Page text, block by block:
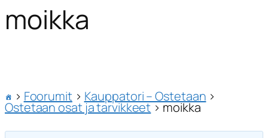
moikka
› Foorumit › Kauppatori – Ostetaan ›
Ostetaan osat ja tarvikkeet›moikka